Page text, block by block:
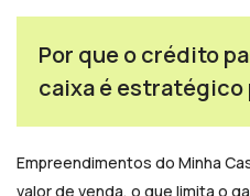
Por que o crédito
caixa é estratégico
Empreendimentos do Minha
valor de venda, o que limita o